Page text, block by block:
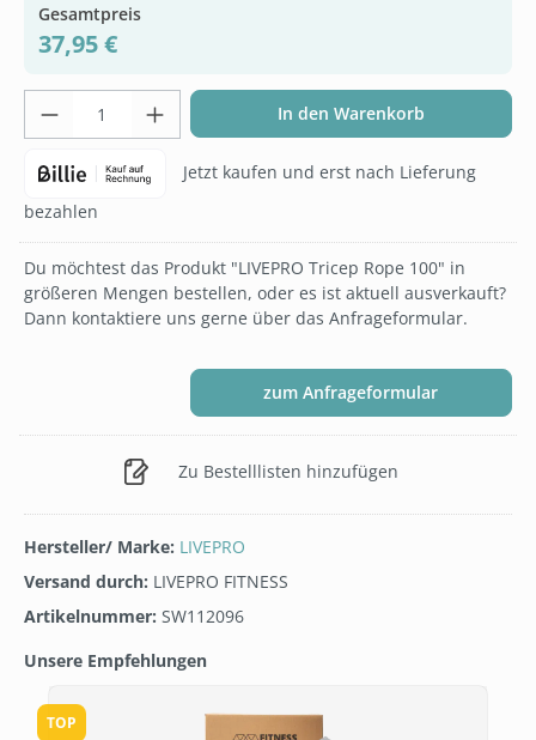
Gesamtpreis
37,95 €
Produkt Anzahl: Gib den gewünschten
In den Warenkorb
Jetzt kaufen und erst nach Lieferung
bezahlen
Du möchtest das Produkt "LIVEPRO Tricep Rope 100" in
größeren Mengen bestellen, oder es ist aktuell ausverkauft?
Dann kontaktiere uns gerne über das Anfrageformular.
zum Anfrageformular
Zu Bestelllisten hinzufügen
Hersteller/ Marke: LIVEPRO
Versand durch: LIVEPRO FITNESS
Artikelnummer: SW112096
Unsere Empfehlungen
TOP